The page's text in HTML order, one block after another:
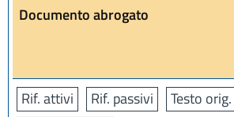
Documento abrogato
Rif. attivi Rif. passivi Testo orig.